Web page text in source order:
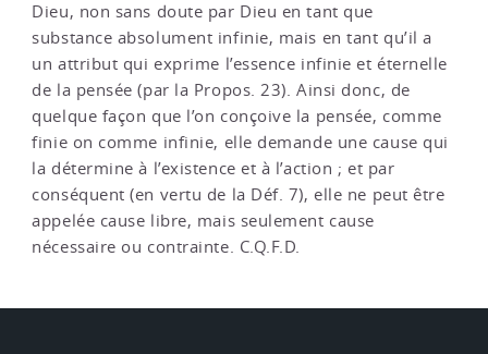
Dieu, non sans doute par Dieu en tant que
substance absolument infinie, mais en tant qu’il a
un attribut qui exprime l’essence infinie et éternelle
de la pensée (par la Propos. 23). Ainsi donc, de
quelque façon que l’on conçoive la pensée, comme
finie on comme infinie, elle demande une cause qui
la détermine à l’existence et à l’action ; et par
conséquent (en vertu de la Déf. 7), elle ne peut être
appelée cause libre, mais seulement cause
nécessaire ou contrainte. C.Q.F.D.